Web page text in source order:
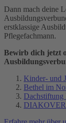
Dann mach deine
erstklassige
Pflegefachmann.
Bewirb dich jetzt
Kinder- und
Bethel im